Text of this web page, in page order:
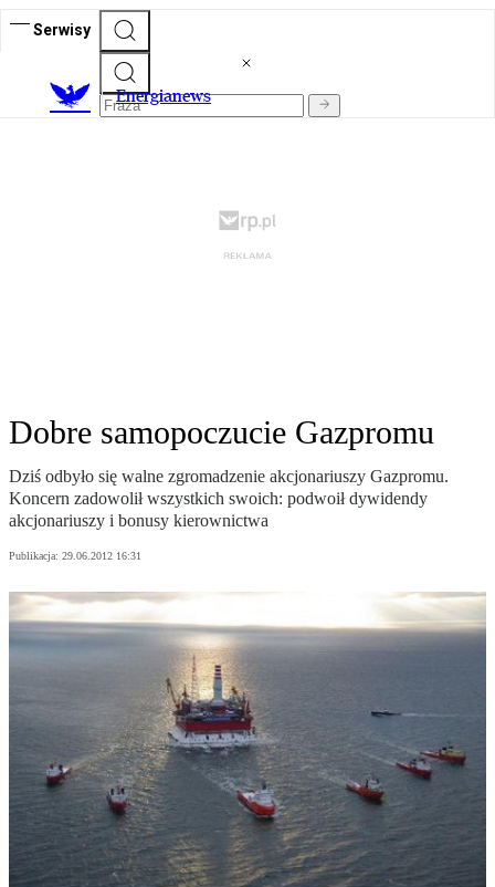
Serwisy
Energianews
Dobre samopoczucie Gazpromu
Dziś odbyło się walne zgromadzenie akcjonariuszy Gazpromu.
Koncern zadowolił wszystkich swoich: podwoił dywidendy
akcjonariuszy i bonusy kierownictwa
Publikacja: 29.06.2012 16:31